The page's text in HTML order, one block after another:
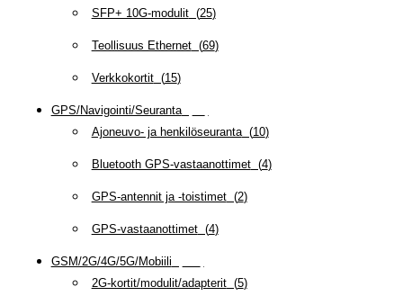
SFP+ 10G-modulit(25)
Teollisuus Ethernet(69)
Verkkokortit(15)
GPS/Navigointi/Seuranta(
Ajoneuvo- ja henkilöseuranta(10)
Bluetooth GPS-vastaanottimet(4)
GPS-antennit ja -toistimet(2)
GPS-vastaanottimet(4)
GSM/2G/4G/5G/Mobiili
2G-kortit/modulit/adapterit(5)